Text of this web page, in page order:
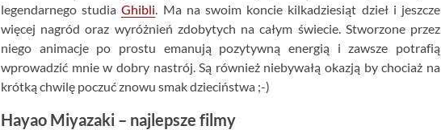
legendarnego studiaGhibli. Ma na swoim koncie kilkadziesiąt dzieł i jeszcze
więcej nagród oraz wyróżnień zdobytych na całym świecie. Stworzone przez
niego animacje po prostu emanują pozytywną energią i zawsze potrafią
wprowadzić mnie w dobry nastrój. Są również niebywałą okazją by chociaż na
krótką chwilę poczuć znowu smak dzieciństwa ;-)
Hayao Miyazaki – najlepsze filmy